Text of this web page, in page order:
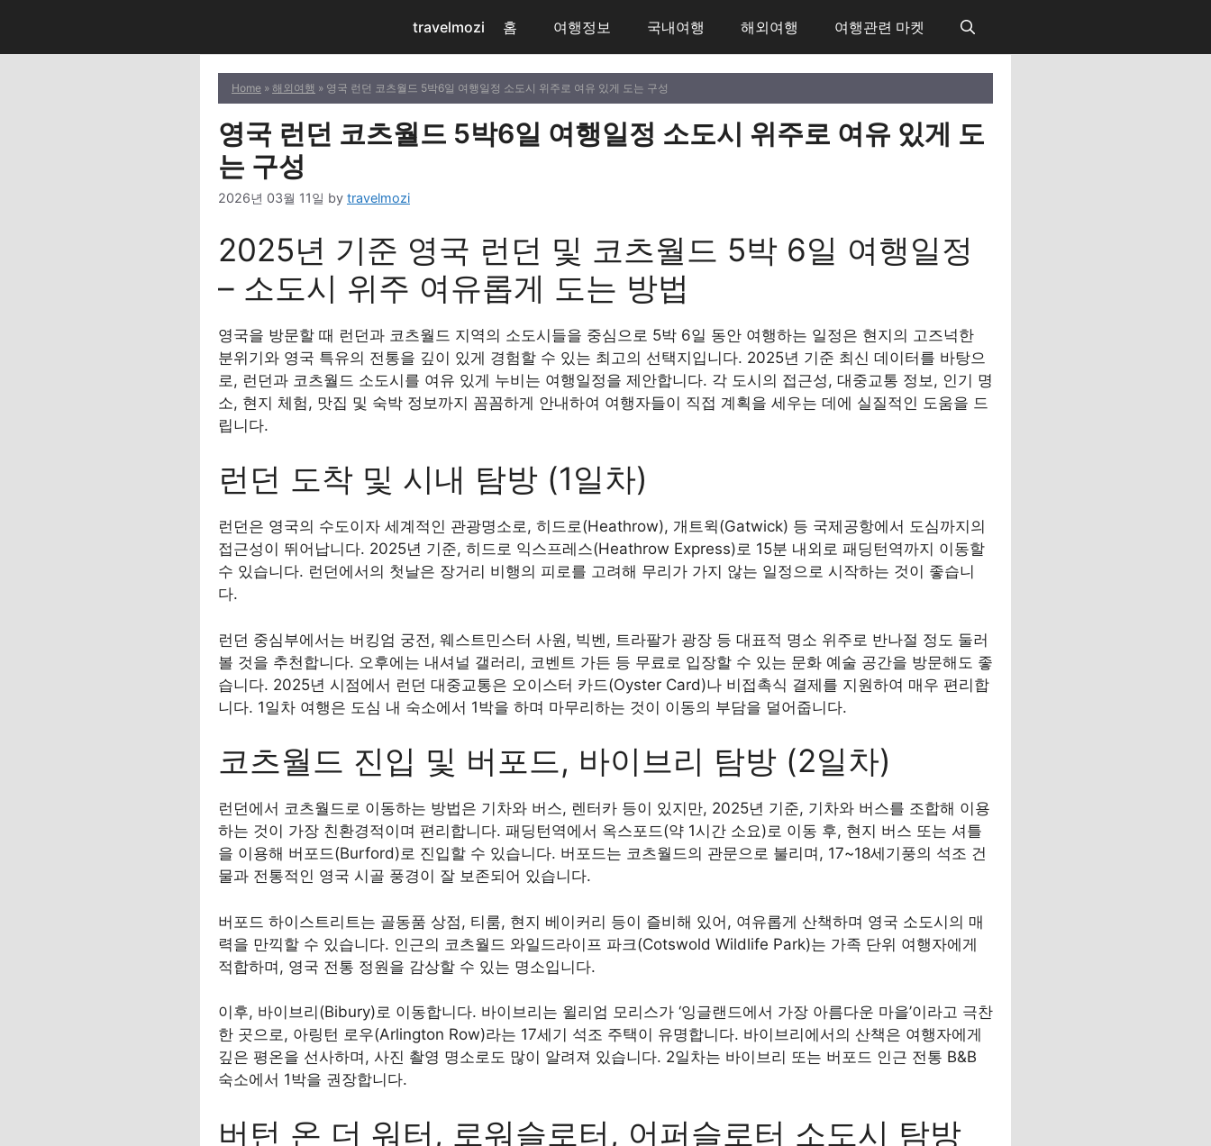
content
travelmozi 홈 여행정보 국내여행 해외여행 여행관련 마켓
Home » 해외여행 » 영국 런던 코츠월드 5박6일 여행일정 소도시 위주로 여유 있게 도는 구성
영국 런던 코츠월드 5박6일 여행일정 소도시 위주로 여유 있게 도
는 구성
2026년 03월 11일 by travelmozi
2025년 기준 영국 런던 및 코츠월드 5박 6일 여행일정
– 소도시 위주 여유롭게 도는 방법
영국을 방문할 때 런던과 코츠월드 지역의 소도시들을 중심으로 5박 6일 동안 여행하는 일정은 현지의 고즈넉한
분위기와 영국 특유의 전통을 깊이 있게 경험할 수 있는 최고의 선택지입니다. 2025년 기준 최신 데이터를 바탕으
로, 런던과 코츠월드 소도시를 여유 있게 누비는 여행일정을 제안합니다. 각 도시의 접근성, 대중교통 정보, 인기 명
소, 현지 체험, 맛집 및 숙박 정보까지 꼼꼼하게 안내하여 여행자들이 직접 계획을 세우는 데에 실질적인 도움을 드
립니다.
런던 도착 및 시내 탐방 (1일차)
런던은 영국의 수도이자 세계적인 관광명소로, 히드로(Heathrow), 개트윅(Gatwick) 등 국제공항에서 도심까지의
접근성이 뛰어납니다. 2025년 기준, 히드로 익스프레스(Heathrow Express)로 15분 내외로 패딩턴역까지 이동할
수 있습니다. 런던에서의 첫날은 장거리 비행의 피로를 고려해 무리가 가지 않는 일정으로 시작하는 것이 좋습니
다.
런던 중심부에서는 버킹엄 궁전, 웨스트민스터 사원, 빅벤, 트라팔가 광장 등 대표적 명소 위주로 반나절 정도 둘러
볼 것을 추천합니다. 오후에는 내셔널 갤러리, 코벤트 가든 등 무료로 입장할 수 있는 문화 예술 공간을 방문해도 좋
습니다. 2025년 시점에서 런던 대중교통은 오이스터 카드(Oyster Card)나 비접촉식 결제를 지원하여 매우 편리합
니다. 1일차 여행은 도심 내 숙소에서 1박을 하며 마무리하는 것이 이동의 부담을 덜어줍니다.
코츠월드 진입 및 버포드, 바이브리 탐방 (2일차)
런던에서 코츠월드로 이동하는 방법은 기차와 버스, 렌터카 등이 있지만, 2025년 기준, 기차와 버스를 조합해 이용
하는 것이 가장 친환경적이며 편리합니다. 패딩턴역에서 옥스포드(약 1시간 소요)로 이동 후, 현지 버스 또는 셔틀
을 이용해 버포드(Burford)로 진입할 수 있습니다. 버포드는 코츠월드의 관문으로 불리며, 17~18세기풍의 석조 건
물과 전통적인 영국 시골 풍경이 잘 보존되어 있습니다.
버포드 하이스트리트는 골동품 상점, 티룸, 현지 베이커리 등이 즐비해 있어, 여유롭게 산책하며 영국 소도시의 매
력을 만끽할 수 있습니다. 인근의 코츠월드 와일드라이프 파크(Cotswold Wildlife Park)는 가족 단위 여행자에게
적합하며, 영국 전통 정원을 감상할 수 있는 명소입니다.
이후, 바이브리(Bibury)로 이동합니다. 바이브리는 윌리엄 모리스가 ‘잉글랜드에서 가장 아름다운 마을’이라고 극찬
한 곳으로, 아링턴 로우(Arlington Row)라는 17세기 석조 주택이 유명합니다. 바이브리에서의 산책은 여행자에게
깊은 평온을 선사하며, 사진 촬영 명소로도 많이 알려져 있습니다. 2일차는 바이브리 또는 버포드 인근 전통 B&B
숙소에서 1박을 권장합니다.
버턴 온 더 워터, 로워슬로터, 어퍼슬로터 소도시 탐방